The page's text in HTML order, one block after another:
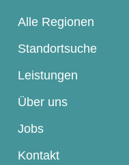
Alle Regionen
Standortsuche
Leistungen
Über uns
Jobs
Kontakt